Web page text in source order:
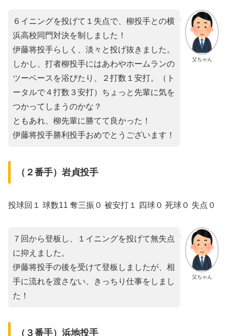
父ちゃん
６イニングを投げて１失点で、柳投手との横
浜高校同門対決を制しました！
伊藤将投手らしく、淡々と投げ抜きました。
しかし、打者柳投手にはあわやホームランの
ツーベースを浴びたり、２打数１安打。（ト
ータルで４打数３安打）ちょっと先輩に気を
つかってしまうのかな？
ともあれ、柳先輩に勝てて良かった！
伊藤将投手勝利投手おめでとうございます！
（２番手）岩貞投手
投球回１ 球数11 奪三振０ 被安打１ 四球０ 死球０ 失点０
父ちゃん
７回から登板し、１イニングを投げて無失点
に抑えました。
伊藤将投手の後を受けて登板しましたが、相
手に流れを渡さない、きっちり仕事をしまし
た！
（３番手）浜地投手